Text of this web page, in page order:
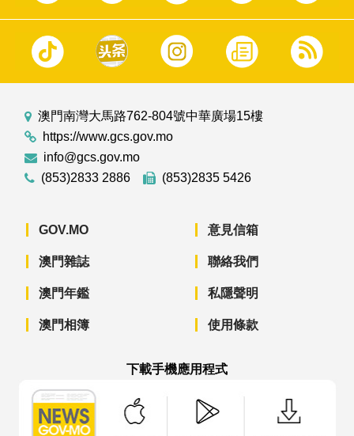
澳門南灣大馬路762-804號中華廣場15樓
https://www.gcs.gov.mo
info@gcs.gov.mo
(853)2833 2886
(853)2835 5426
GOV.MO
澳門雜誌
澳門年鑑
澳門相簿
意見信箱
聯絡我們
私隱聲明
使用條款
下載手機應用程式